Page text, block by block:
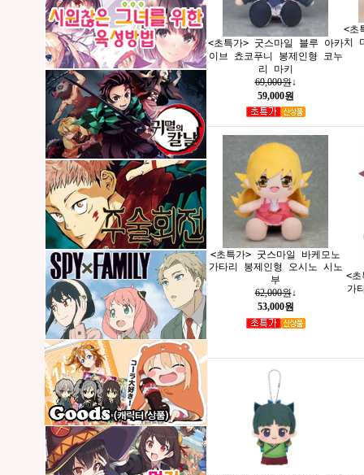
<초특가> 굿스마일 블루 아카
이브 쵸코푸니 봉제인형 코누
리 마키
69,000원↓
59,000원
<초
치
<초특가> 굿스마일 바케모노
가타리 봉제인형 오시노 시노
부
62,000원↓
53,000원
<
가